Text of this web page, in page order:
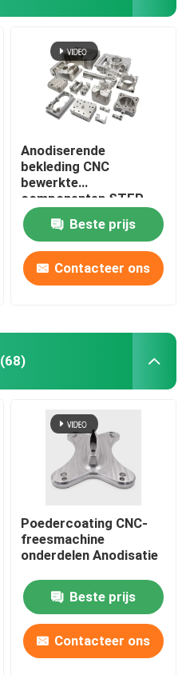
Anodiserende
bekleding CNC
bewerkte
componenten STEP
tekenformaat
Beste prijs
Contacteer ons
(68)
Poedercoating CNC-
freesmachine
onderdelen Anodisatie
Beste prijs
Contacteer ons